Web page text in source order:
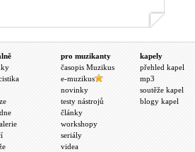
pro muzikanty
časopis Muzikus
e-muzikus
novinky
testy nástrojů
články
workshopy
seriály
videa
kapely
přehled kapel
mp3
soutěže kapel
blogy kapel